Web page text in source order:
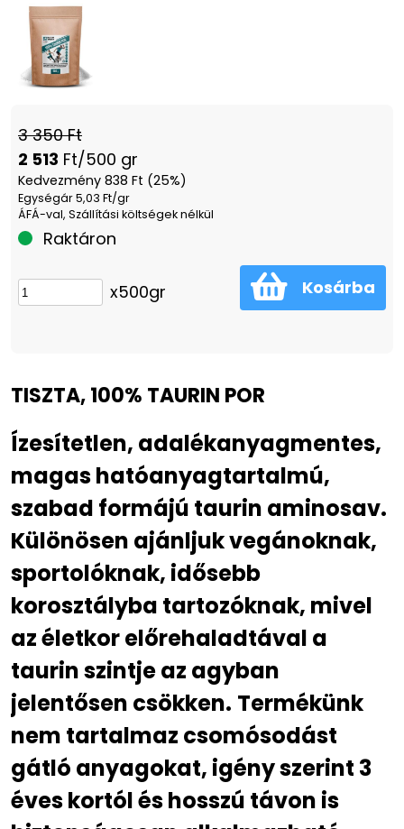
3 350 Ft
2 513 Ft/500 gr
Kedvezmény 838 Ft (25%)
Egységár 5,03 Ft/gr
ÁFÁ-val, Szállítási költségek nélkül
Raktáron
x500gr Kosárba
TISZTA, 100% TAURIN POR
Ízesítetlen, adalékanyagmentes,
magas hatóanyagtartalmú,
szabad formájú taurin aminosav.
Különösen ajánljuk vegánoknak,
sportolóknak, idősebb
korosztályba tartozóknak, mivel
az életkor előrehaladtával a
taurin szintje az agyban
jelentősen csökken. Termékünk
nem tartalmaz csomósodást
gátló anyagokat, igény szerint 3
éves kortól és hosszú távon is